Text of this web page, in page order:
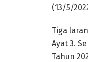
(13/5/
Tiga
Ayat 3.
Tahun